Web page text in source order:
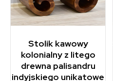
Stolik kawowy
kolonialny z litego
drewna palisandru
indyjskiego unikatowe